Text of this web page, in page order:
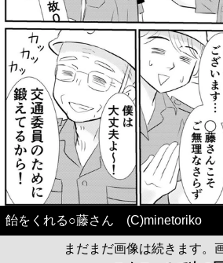
飴をくれる○藤さん (C)minetoriko
まだまだ画像は続きます。